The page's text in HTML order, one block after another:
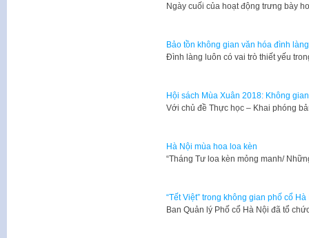
Ngày cuối của hoạt động trưng bày
Bảo tồn không gian văn hóa đình làng
​Đình làng luôn có vai trò thiết yếu
Hội sách Mùa Xuân 2018: Không
Với chủ đề Thực học – Khai phóng
Hà Nội mùa hoa loa kèn
“Tháng Tư loa kèn mỏng manh/
“Tết Việt” trong không gian phố cổ Hà
Ban Quản lý Phố cổ Hà Nội đã tổ